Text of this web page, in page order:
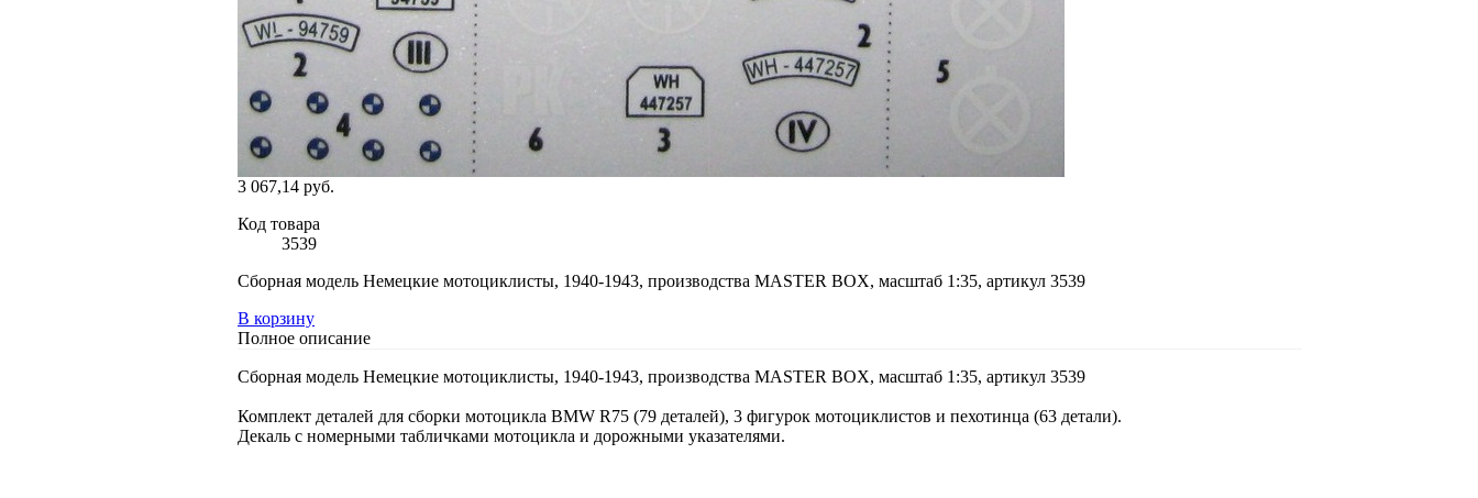
3 067,14 руб.
Код товара
3539
Сборная модель Немецкие мотоциклисты, 1940-1943, производства MASTER BOX, масштаб 1:35, артикул 3539
В корзину
Полное описание
Сборная модель Немецкие мотоциклисты, 1940-1943, производства MASTER BOX, масштаб 1:35, артикул 3539
Комплект деталей для сборки мотоцикла BMW R75 (79 деталей), 3 фигурок мотоциклистов и пехотинца (63 детали).
Декаль с номерными табличками мотоцикла и дорожными указателями.